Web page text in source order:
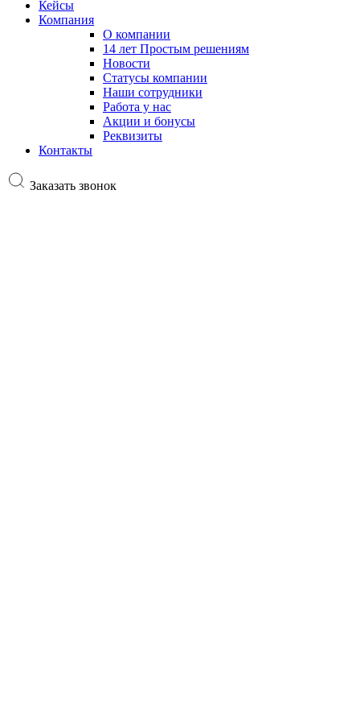
Кейсы
Компания
О компании
14 лет Простым решениям
Новости
Статусы компании
Наши сотрудники
Работа у нас
Акции и бонусы
Реквизиты
Контакты
Заказать звонок